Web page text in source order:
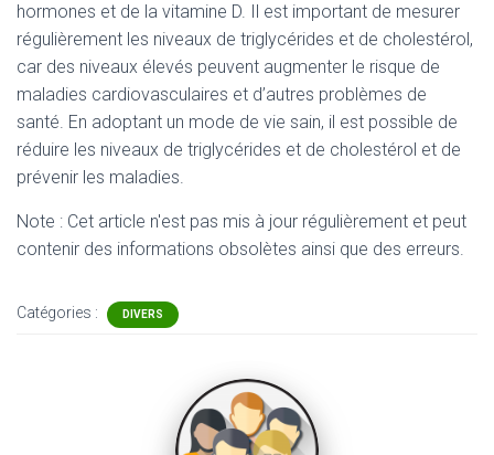
hormones et de la vitamine D. Il est important de mesurer
régulièrement les niveaux de triglycérides et de cholestérol,
car des niveaux élevés peuvent augmenter le risque de
maladies cardiovasculaires et d’autres problèmes de
santé. En adoptant un mode de vie sain, il est possible de
réduire les niveaux de triglycérides et de cholestérol et de
prévenir les maladies.
Note : Cet article n'est pas mis à jour régulièrement et peut
contenir des informations obsolètes ainsi que des erreurs.
Catégories : DIVERS